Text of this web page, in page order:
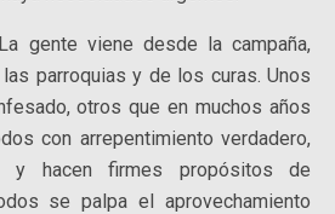
gente viene desde la campaña,
parroquias y de los curas. Unos
otros que en muchos años
con arrepentimiento verdadero,
y hacen firmes propósitos de
se palpa el aprovechamiento